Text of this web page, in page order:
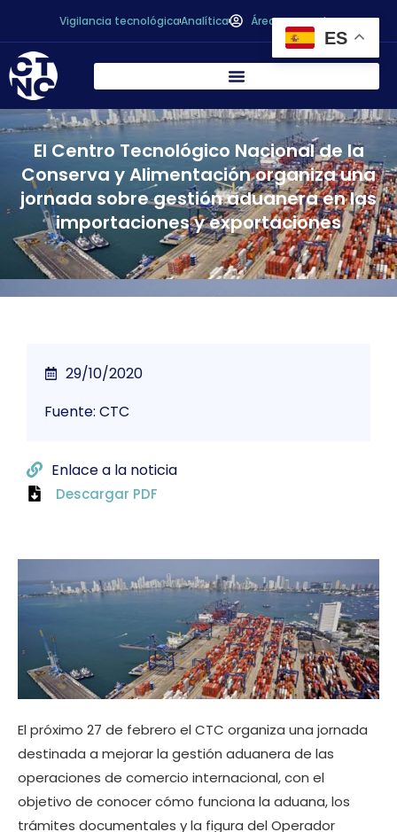
Vigilancia tecnológicaAnalítica Área personal
El Centro Tecnológico Nacional de la
Conserva y Alimentación organiza una
jornada sobre gestión aduanera en las
importaciones y exportaciones
El próximo 27 de febrero el CTC organiza una jornada
destinada a mejorar la gestión aduanera de las
operaciones de comercio internacional, con el
objetivo de conocer cómo funciona la aduana, los
trámites documentales y la figura del Operador
29/10/2020
Fuente: CTC
Enlace a la noticia
Descargar PDF
ES